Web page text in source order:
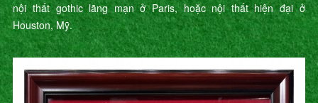
nội thất gothic lãng mạn ở Paris, hoặc nội thất hiện đại ở
Houston, Mỹ.